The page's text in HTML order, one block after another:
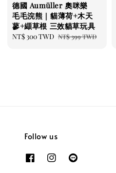
德國 Aumüller 奧咪樂
毛毛浣熊｜貓薄荷+木天
蓼+纈草根 三效貓草玩具
Sale
NT$ 300 TWD Regular
NT$ 399 TWD
Follow us